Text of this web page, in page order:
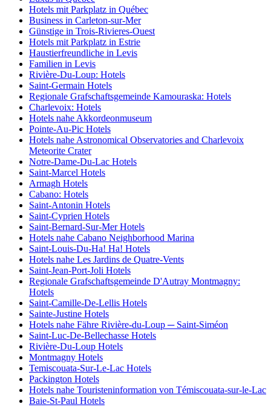
Hotels mit Parkplatz in Québec
Business in Carleton-sur-Mer
Günstige in Trois-Rivieres-Ouest
Hotels mit Parkplatz in Estrie
Haustierfreundliche in Levis
Familien in Levis
Rivière-Du-Loup: Hotels
Saint-Germain Hotels
Regionale Grafschaftsgemeinde Kamouraska: Hotels
Charlevoix: Hotels
Hotels nahe Akkordeonmuseum
Pointe-Au-Pic Hotels
Hotels nahe Astronomical Observatories and Charlevoix
Meteorite Crater
Notre-Dame-Du-Lac Hotels
Saint-Marcel Hotels
Armagh Hotels
Cabano: Hotels
Saint-Antonin Hotels
Saint-Cyprien Hotels
Saint-Bernard-Sur-Mer Hotels
Hotels nahe Cabano Neighborhood Marina
Saint-Louis-Du-Ha! Ha! Hotels
Hotels nahe Les Jardins de Quatre-Vents
Saint-Jean-Port-Joli Hotels
Regionale Grafschaftsgemeinde D'Autray Montmagny:
Hotels
Saint-Camille-De-Lellis Hotels
Sainte-Justine Hotels
Hotels nahe Fähre Rivière-du-Loup ─ Saint-Siméon
Saint-Luc-De-Bellechasse Hotels
Rivière-Du-Loup Hotels
Montmagny Hotels
Temiscouata-Sur-Le-Lac Hotels
Packington Hotels
Hotels nahe Touristeninformation von Témiscouata-sur-le-Lac
Baie-St-Paul Hotels